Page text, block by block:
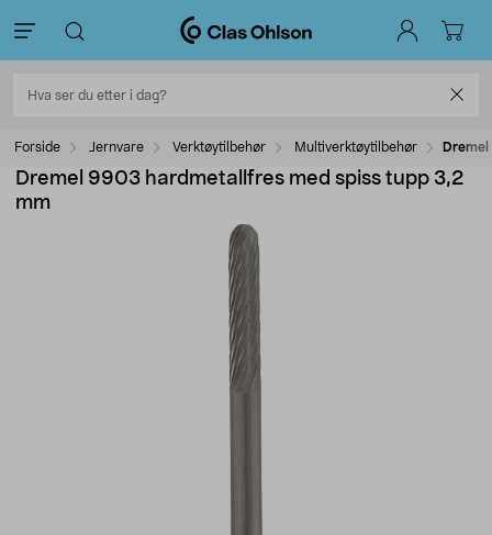
Forside Jernvare Verktøytilbehør Multiverktøytilbehør
Dremel 9903 hardmetallfres med spiss tupp 3,2
mm